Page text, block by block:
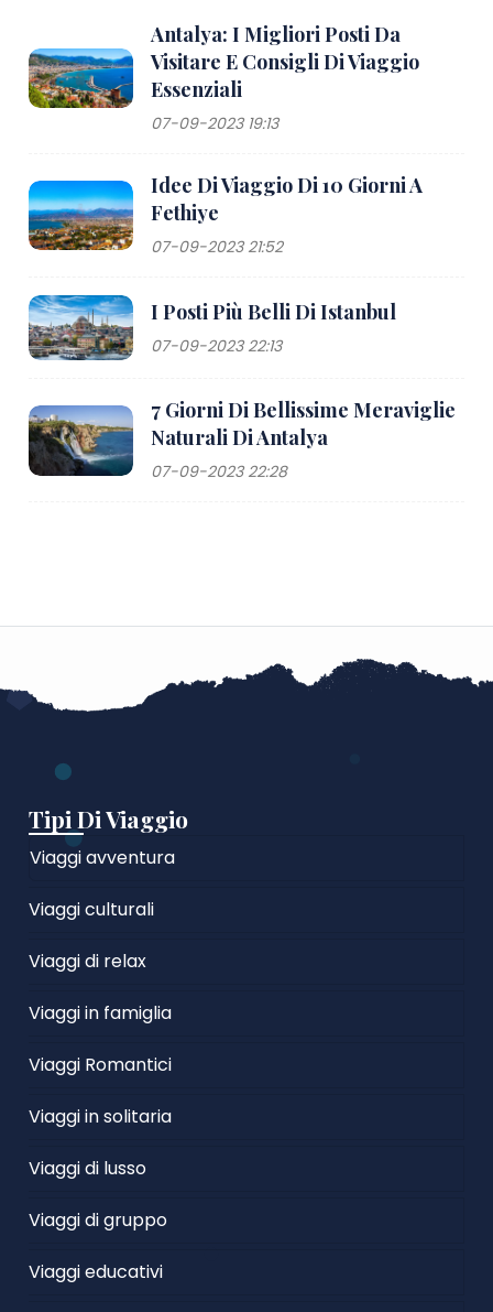
Antalya: I Migliori Posti Da
Visitare E Consigli Di Viaggio
Essenziali
07-09-2023 19:13
Idee Di Viaggio Di 10 Giorni A
Fethiye
07-09-2023 21:52
I Posti Più Belli Di Istanbul
07-09-2023 22:13
7 Giorni Di Bellissime Meraviglie
Naturali Di Antalya
07-09-2023 22:28
Tipi Di Viaggio
Viaggi avventura
Viaggi culturali
Viaggi di relax
Viaggi in famiglia
Viaggi Romantici
Viaggi in solitaria
Viaggi di lusso
Viaggi di gruppo
Viaggi educativi